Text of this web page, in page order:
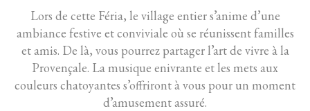
Lors de cette Féria, le village entier s’anime d’une
ambiance festive et conviviale où se réunissent familles
et amis. De là, vous pourrez partager l’art de vivre à la
Provençale. La musique enivrante et les mets aux
couleurs chatoyantes s’offriront à vous pour un moment
d’amusement assuré.